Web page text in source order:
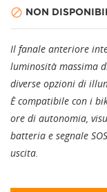
 NON
Il fanale anteriore
luminosità massima
diverse opzioni di
È compatibile con i
ore di autonomia,
batteria e segnale
uscita.